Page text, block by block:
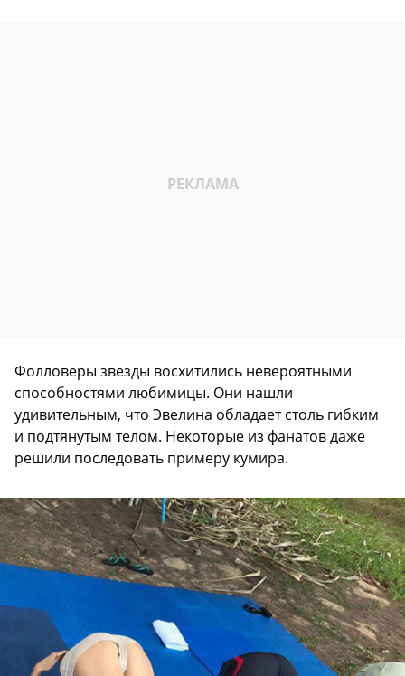
Фолловеры звезды восхитились невероятными
способностями любимицы. Они нашли
удивительным, что Эвелина обладает столь гибким
и подтянутым телом. Некоторые из фанатов даже
решили последовать примеру кумира.